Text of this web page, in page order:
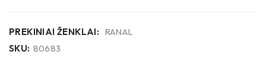
PREKINIAI ŽENKLAI: RANAL
SKU: 80683